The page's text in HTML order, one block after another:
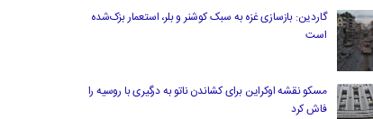
گاردین: بازسازی غزه به سبک کوشنر و بلر، استعمار بزک‌شده
است
مسکو نقشه اوکراین برای کشاندن ناتو به درگیری با روسیه را
فاش کرد